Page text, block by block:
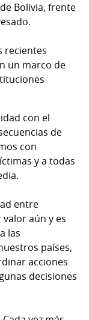
Bolivia, frente
recientes
un marco de
con el
de
con
y a todas
entre
aún y es
las
países,
acciones
decisiones